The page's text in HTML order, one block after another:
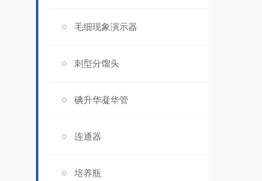
毛细现象演示器
刺型分馏头
碘升华凝华管
连通器
培养瓶